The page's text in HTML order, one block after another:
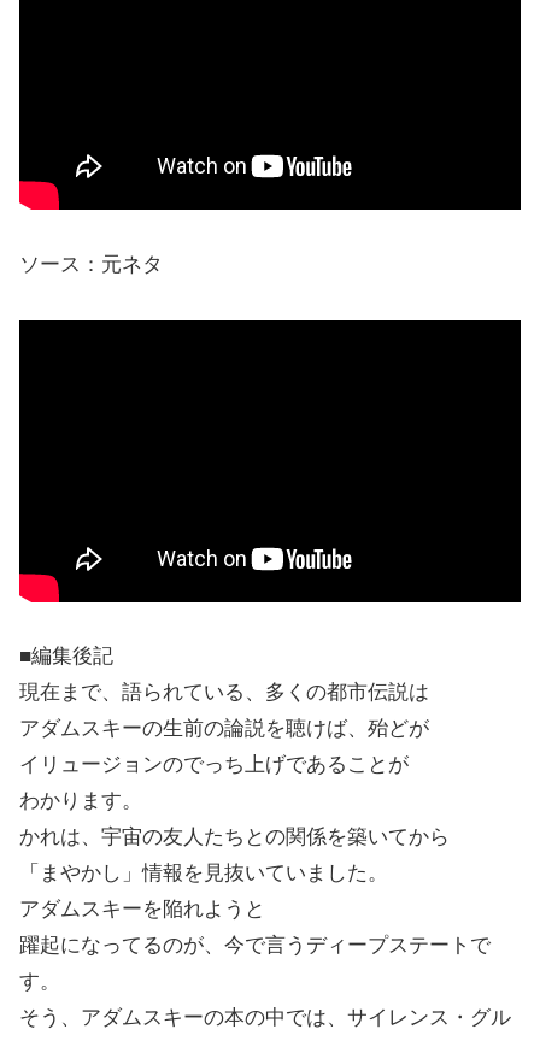
ソース：元ネタ
■編集後記
現在まで、語られている、多くの都市伝説は
アダムスキーの生前の論説を聴けば、殆どが
イリュージョンのでっち上げであることが
わかります。
かれは、宇宙の友人たちとの関係を築いてから
「まやかし」情報を見抜いていました。
アダムスキーを陥れようと
躍起になってるのが、今で言うディープステートで
す。
そう、アダムスキーの本の中では、サイレンス・グル